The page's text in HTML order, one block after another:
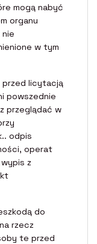
mogą nabyć
organu
w tym
licytacją
powszednie
przeglądać w
odpis
operat
z
do
rzecz
te przed